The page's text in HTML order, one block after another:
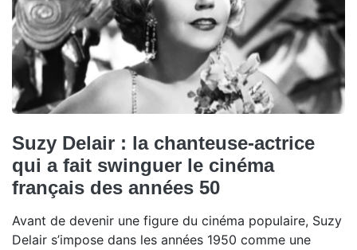
Suzy Delair : la chanteuse-actrice
qui a fait swinguer le cinéma
français des années 50
Avant de devenir une figure du cinéma populaire, Suzy
Delair s’impose dans les années 1950 comme une